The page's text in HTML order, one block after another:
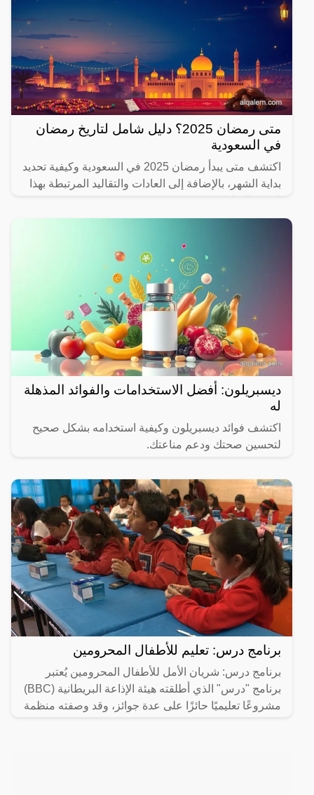
متى رمضان 2025؟ دليل شامل لتاريخ رمضان
في السعودية
اكتشف متى يبدأ رمضان 2025 في السعودية وكيفية تحديد
بداية الشهر، بالإضافة إلى العادات والتقاليد المرتبطة بهذا
ديسبريلون: أفضل الاستخدامات والفوائد المذهلة
له
اكتشف فوائد ديسبريلون وكيفية استخدامه بشكل صحيح
لتحسين صحتك ودعم مناعتك.
برنامج درس: تعليم للأطفال المحرومين
برنامج درس: شريان الأمل للأطفال المحرومين يُعتبر
برنامج "درس" الذي أطلقته هيئة الإذاعة البريطانية (BBC)
مشروعًا تعليميًا حائزًا على عدة جوائز، وقد وصفته منظمة